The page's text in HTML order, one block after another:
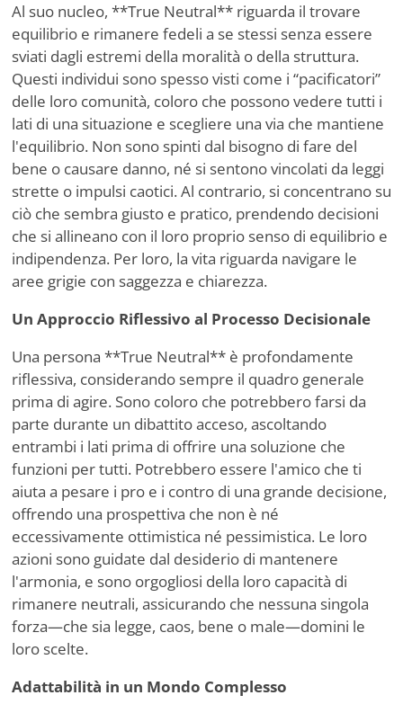
Al suo nucleo, **True Neutral** riguarda il trovare
equilibrio e rimanere fedeli a se stessi senza essere
sviati dagli estremi della moralità o della struttura.
Questi individui sono spesso visti come i “pacificatori”
delle loro comunità, coloro che possono vedere tutti i
lati di una situazione e scegliere una via che mantiene
l'equilibrio. Non sono spinti dal bisogno di fare del
bene o causare danno, né si sentono vincolati da leggi
strette o impulsi caotici. Al contrario, si concentrano su
ciò che sembra giusto e pratico, prendendo decisioni
che si allineano con il loro proprio senso di equilibrio e
indipendenza. Per loro, la vita riguarda navigare le
aree grigie con saggezza e chiarezza.
Un Approccio Riflessivo al Processo Decisionale
Una persona **True Neutral** è profondamente
riflessiva, considerando sempre il quadro generale
prima di agire. Sono coloro che potrebbero farsi da
parte durante un dibattito acceso, ascoltando
entrambi i lati prima di offrire una soluzione che
funzioni per tutti. Potrebbero essere l'amico che ti
aiuta a pesare i pro e i contro di una grande decisione,
offrendo una prospettiva che non è né
eccessivamente ottimistica né pessimistica. Le loro
azioni sono guidate dal desiderio di mantenere
l'armonia, e sono orgogliosi della loro capacità di
rimanere neutrali, assicurando che nessuna singola
forza—che sia legge, caos, bene o male—domini le
loro scelte.
Adattabilità in un Mondo Complesso